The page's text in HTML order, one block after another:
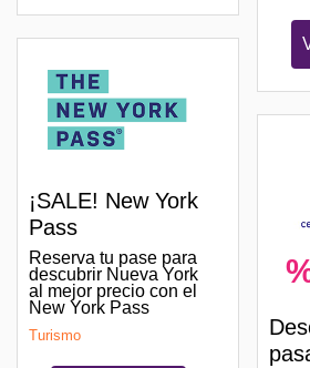
¡SALE! New York
Pass
Reserva tu pase para
descubrir Nueva York
al mejor precio con el
New York Pass
Turismo